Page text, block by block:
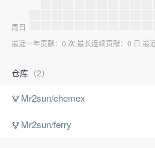
周日
最近一年贡献：0 次 最长连续贡献：0 日 最
仓库 （2）
Mr2sun/chemex
Mr2sun/ferry